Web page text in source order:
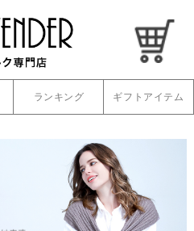
ランキング ギフトアイテム